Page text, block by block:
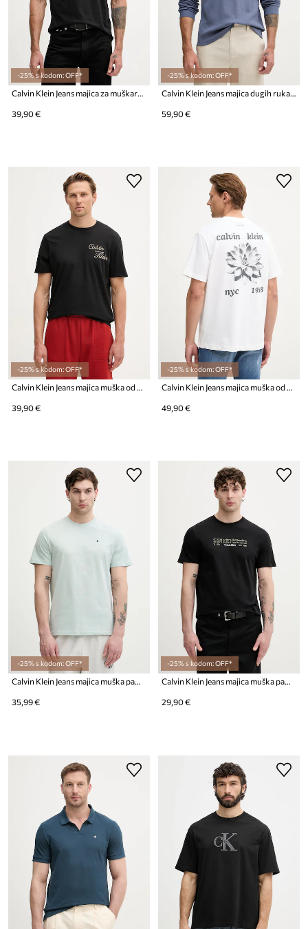
-25% s kodom: OFF*
39,90 €
-25% s kodom: OFF*
59,90 €
-25% s kodom: OFF*
Calvin Klein Jeans majica muška od pamuka
39,90 €
-25% s kodom: OFF*
Calvin Klein Jeans majica muška od pamuka
49,90 €
-25% s kodom: OFF*
Calvin Klein Jeans majica muška pamukna
35,99 €
-25% s kodom: OFF*
Calvin Klein Jeans majica muška pamučna
29,90 €